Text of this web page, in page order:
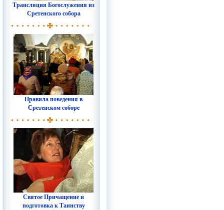
Трансляция Богослужения из
Сретенского собора
Правила поведения в
Сретенском соборе
Святое Причащение и
подготовка к Таинству